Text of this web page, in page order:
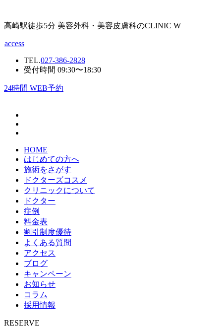
高崎駅徒歩5分 美容外科・美容皮膚科のCLINIC W
access
TEL.027-386-2828
受付時間 09:30〜18:30
24時間 WEB予約
HOME
はじめての方へ
施術をさがす
ドクターズコスメ
クリニックについて
ドクター
症例
料金表
割引制度優待
よくある質問
アクセス
ブログ
キャンペーン
お知らせ
コラム
採用情報
RESERVE